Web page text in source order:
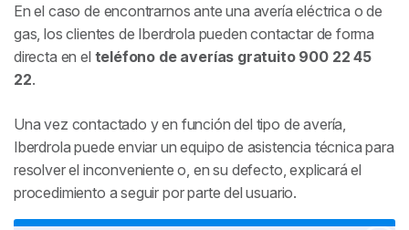
En el caso de encontrarnos ante una avería eléctrica o de
gas, los clientes de Iberdrola pueden contactar de forma
directa en el teléfono de averías gratuito 900 22 45
22.
Una vez contactado y en función del tipo de avería,
Iberdrola puede enviar un equipo de asistencia técnica para
resolver el inconveniente o, en su defecto, explicará el
procedimiento a seguir por parte del usuario.